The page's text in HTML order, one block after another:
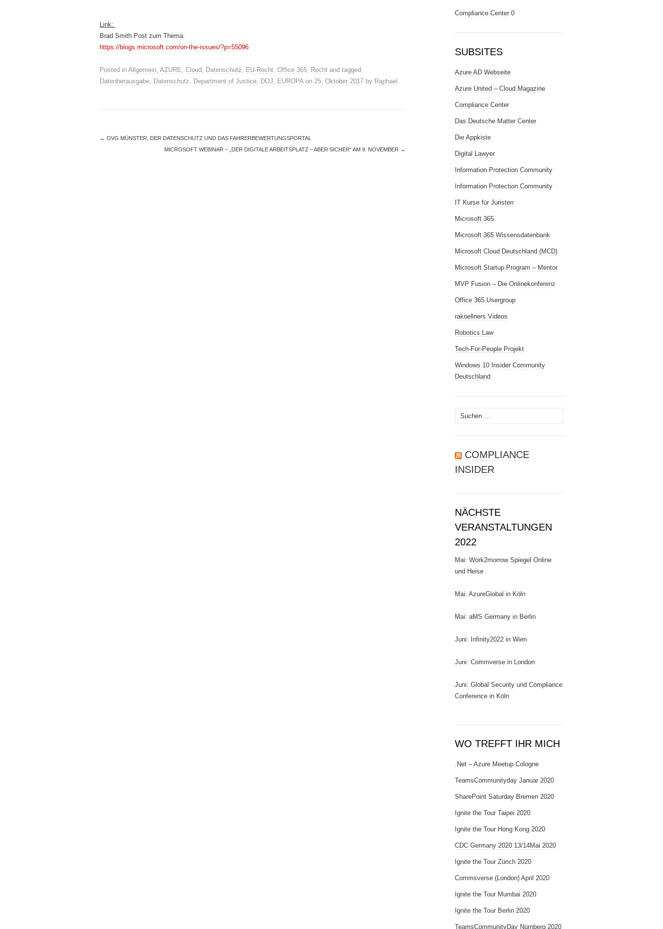
Link:
Brad Smith Post zum Thema:
https://blogs.microsoft.com/on-the-issues/?p=55096
Posted in Allgemein, AZURE, Cloud, Datenschutz, EU-Recht, Office 365, Recht and tagged
Datenherausgabe, Datenschutz, Department of Justice, DOJ, EUROPAon 25. Oktober 2017 by Raphael .
← OVG MÜNSTER, DER DATENSCHUTZ UND DAS FAHRERBEWERTUNGSPORTAL
MICROSOFT WEBINAR – „DER DIGITALE ARBEITSPLATZ – ABER SICHER“ AM 9. NOVEMBER →
Compliance Center 0
SUBSITES
Azure AD Webseite
Azure United – Cloud Magazine
Compliance Center
Das Deutsche Matter Center
Die Appkiste
Digital Lawyer
Information Protection Community
Information Protection Community
IT Kurse für Juristen
Microsoft 365
Microsoft 365 Wissensdatenbank
Microsoft Cloud Deutschland (MCD)
Microsoft Startup Program – Mentor
MVP Fusion – Die Onlinekonferenz
Office 365 Usergroup
rakoellners Videos
Robotics Law
Tech-For-People Projekt
Windows 10 Insider Community
Deutschland
Suchen
nach:
COMPLIANCE
INSIDER
NÄCHSTE
VERANSTALTUNGEN
2022
Mai: Work2morrow Spiegel Online
und Heise
Mai: AzureGlobal in Köln
Mai: aMS Germany in Berlin
Juni: Infinity2022 in Wien
Juni: Commverse in London
Juni: Global Security und Compliance
Conference in Köln
WO TREFFT IHR MICH
.Net – Azure Meetup Cologne
TeamsCommunityday Januar 2020
SharePoint Saturday Bremen 2020
Ignite the Tour Taipei 2020
Ignite the Tour Hong Kong 2020
CDC Germany 2020 13/14Mai 2020
Ignite the Tour Zürich 2020
Commsverse (London) April 2020
Ignite the Tour Mumbai 2020
Ignite the Tour Berlin 2020
TeamsCommunityDay Nürnberg 2020